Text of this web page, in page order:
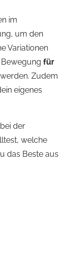
im
um den
Variationen
für
werden. Zudem
eigenes
der
welche
das Beste aus